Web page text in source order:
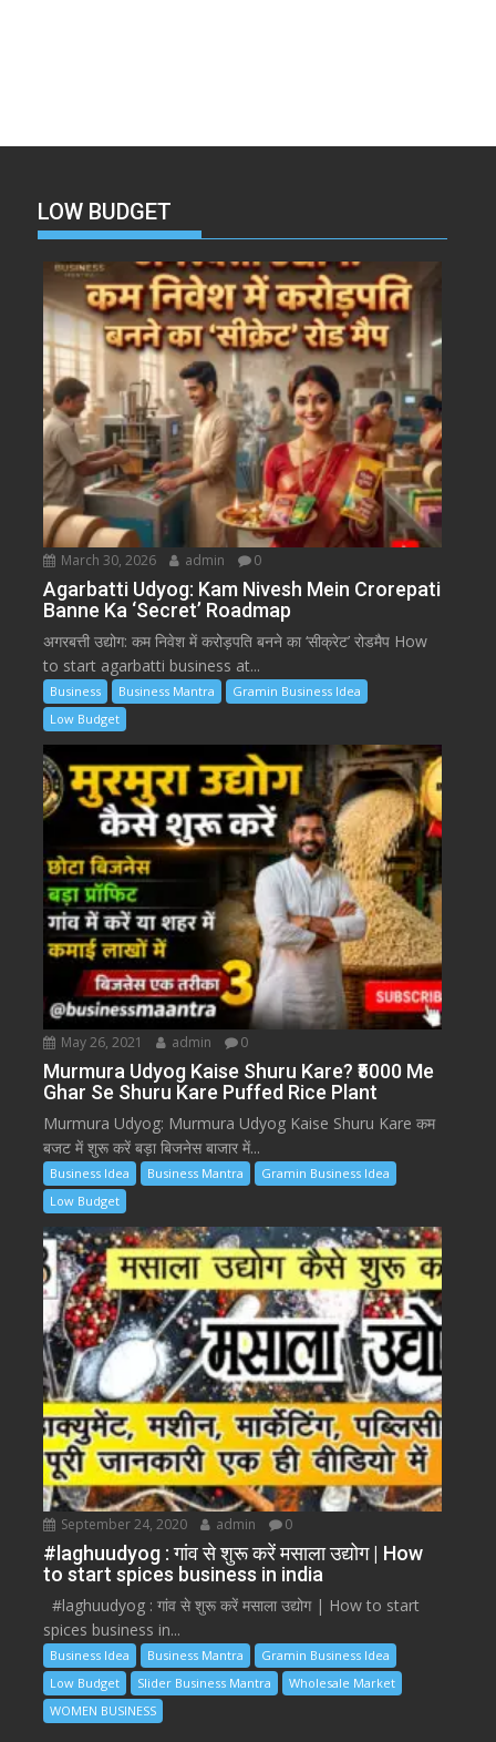
LOW BUDGET
March 30, 2026 admin 0
Agarbatti Udyog: Kam Nivesh Mein Crorepati
Banne Ka ‘Secret’ Roadmap
अगरबत्ती उद्योग: कम निवेश में करोड़पति बनने का ‘सीक्रेट’ रोडमैप How
to start agarbatti business at...
Business Business Mantra
Gramin Business Idea
Low Budget
May 26, 2021 admin 0
Murmura Udyog Kaise Shuru Kare? ₹5000 Me
Ghar Se Shuru Kare Puffed Rice Plant
Murmura Udyog: Murmura Udyog Kaise Shuru Kare कम
बजट में शुरू करें बड़ा बिजनेस बाजार में...
Business Idea Business Mantra
Gramin Business Idea
Low Budget
September 24, 2020 admin 0
#laghuudyog : गांव से शुरू करें मसाला उद्योग | How
to start spices business in india
#laghuudyog : गांव से शुरू करें मसाला उद्योग | How to start
spices business in...
Business Idea Business Mantra
Gramin Business Idea
Low Budget
Slider Business Mantra
Wholesale Market
WOMEN BUSINESS